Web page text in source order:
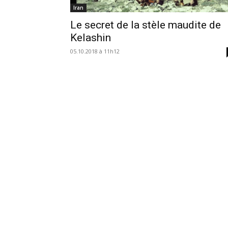
Iran
Le secret de la stèle maudite de
Kelashin
05.10.2018 à 11h12